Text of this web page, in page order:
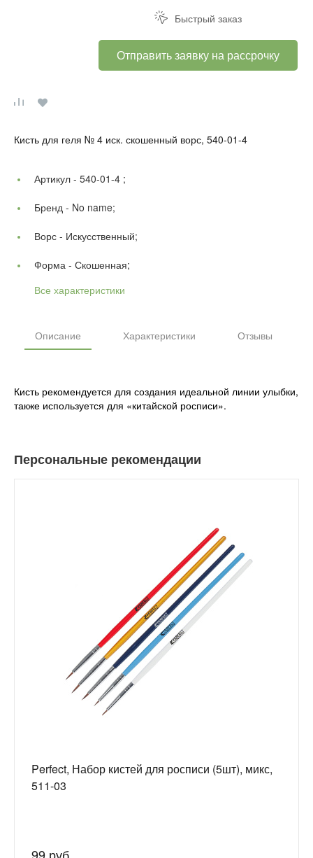
Быстрый заказ
Отправить заявку на рассрочку
Кисть для геля № 4 иск. скошенный ворс, 540-01-4
Артикул - 540-01-4 ;
Бренд - No name;
Ворс - Искусственный;
Форма - Скошенная;
Все характеристики
Описание Характеристики Отзывы
Кисть рекомендуется для создания идеальной линии улыбки,
также используется для «китайской росписи».
Персональные рекомендации
Perfect, Набор кистей для росписи (5шт), микс,
511-03